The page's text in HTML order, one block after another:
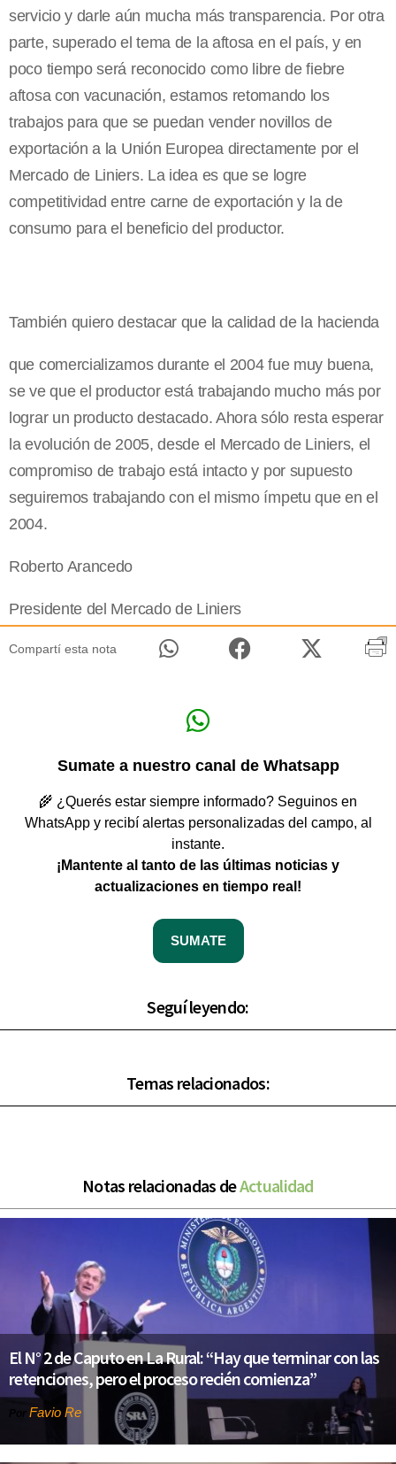
servicio y darle aún mucha más transparencia. Por otra
parte, superado el tema de la aftosa en el país, y en
poco tiempo será reconocido como libre de fiebre
aftosa con vacunación, estamos retomando los
trabajos para que se puedan vender novillos de
exportación a la Unión Europea directamente por el
Mercado de Liniers. La idea es que se logre
competitividad entre carne de exportación y la de
consumo para el beneficio del productor.
También quiero destacar que la calidad de la hacienda
que comercializamos durante el 2004 fue muy buena,
se ve que el productor está trabajando mucho más por
lograr un producto destacado. Ahora sólo resta esperar
la evolución de 2005, desde el Mercado de Liniers, el
compromiso de trabajo está intacto y por supuesto
seguiremos trabajando con el mismo ímpetu que en el
2004.
Roberto Arancedo
Presidente del Mercado de Liniers
Compartí esta nota
Sumate a nuestro canal de Whatsapp
🌾 ¿Querés estar siempre informado? Seguinos en
WhatsApp y recibí alertas personalizadas del campo, al
instante.
¡Mantente al tanto de las últimas noticias y
actualizaciones en tiempo real!
SUMATE
Seguí leyendo:
Temas relacionados:
Notas relacionadas deActualidad
El N° 2 de Caputo en La Rural: “Hay que terminar con las
retenciones, pero el proceso recién comienza”
Favio Re